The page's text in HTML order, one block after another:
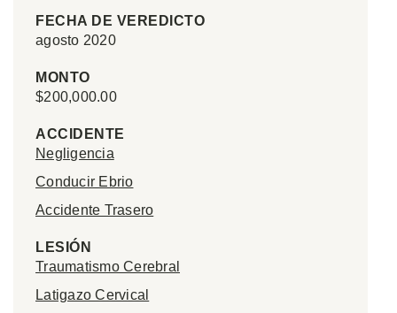
FECHA DE VEREDICTO
agosto 2020
MONTO
$200,000.00
ACCIDENTE
Negligencia
Conducir Ebrio
Accidente Trasero
LESIÓN
Traumatismo Cerebral
Latigazo Cervical